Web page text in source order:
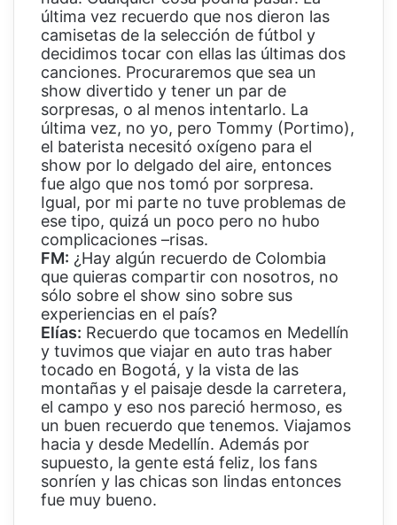
última vez recuerdo que nos dieron las
camisetas de la selección de fútbol y
decidimos tocar con ellas las últimas dos
canciones. Procuraremos que sea un
show divertido y tener un par de
sorpresas, o al menos intentarlo. La
última vez, no yo, pero Tommy (Portimo),
el baterista necesitó oxígeno para el
show por lo delgado del aire, entonces
fue algo que nos tomó por sorpresa.
Igual, por mi parte no tuve problemas de
ese tipo, quizá un poco pero no hubo
complicaciones –risas.
FM: ¿Hay algún recuerdo de Colombia
que quieras compartir con nosotros, no
sólo sobre el show sino sobre sus
experiencias en el país?
Elías: Recuerdo que tocamos en Medellín
y tuvimos que viajar en auto tras haber
tocado en Bogotá, y la vista de las
montañas y el paisaje desde la carretera,
el campo y eso nos pareció hermoso, es
un buen recuerdo que tenemos. Viajamos
hacia y desde Medellín. Además por
supuesto, la gente está feliz, los fans
sonríen y las chicas son lindas entonces
fue muy bueno.